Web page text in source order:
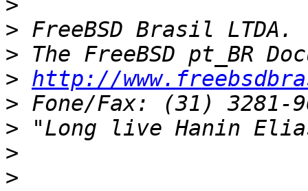
>
>
>
> http://
>
>
>
>